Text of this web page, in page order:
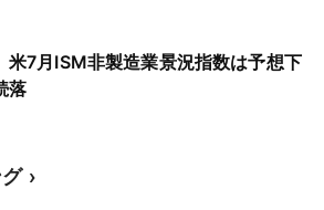
米7月ISM非製造業景況指数は予想下
落